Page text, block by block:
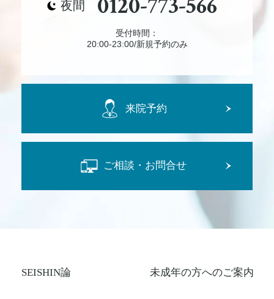
夜間
受付時間：
20:00-23:00/新規予約のみ
来院予約
ご相談・お問合せ
SEISHIN論 未成年の方へのご案内